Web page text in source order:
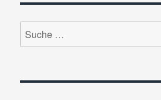
Suche
nach: